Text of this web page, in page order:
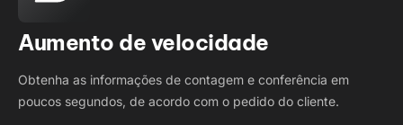
Aumento de velocidade
Obtenha as informações de contagem e conferência em
poucos segundos, de acordo com o pedido do cliente.